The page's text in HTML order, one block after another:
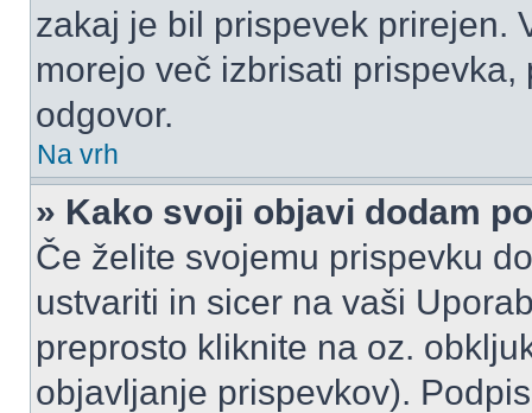
zakaj je bil prispevek prirejen.
morejo več izbrisati
odgovor.
Na vrh
» Kako svoji objavi dodam
Če želite svojemu prispevku
ustvariti in sicer na vaši
preprosto kliknite na oz.
objavljanje prispevkov).